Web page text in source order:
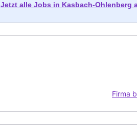
Jetzt alle Jobs in Kasbach-Ohlenberg
Firma